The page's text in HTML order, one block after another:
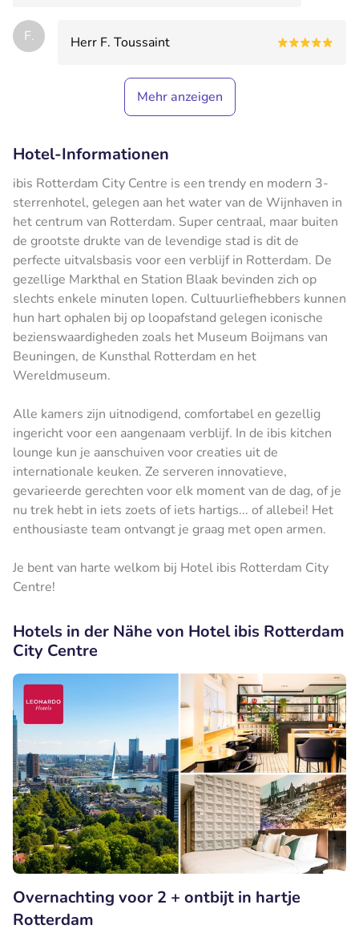
F. Herr F. Toussaint
Mehr anzeigen
Hotel-Informationen
ibis Rotterdam City Centre is een trendy en modern 3-
sterrenhotel, gelegen aan het water van de Wijnhaven in
het centrum van Rotterdam. Super centraal, maar buiten
de grootste drukte van de levendige stad is dit de
perfecte uitvalsbasis voor een verblijf in Rotterdam. De
gezellige Markthal en Station Blaak bevinden zich op
slechts enkele minuten lopen. Cultuurliefhebbers kunnen
hun hart ophalen bij op loopafstand gelegen iconische
bezienswaardigheden zoals het Museum Boijmans van
Beuningen, de Kunsthal Rotterdam en het
Wereldmuseum.
Alle kamers zijn uitnodigend, comfortabel en gezellig
ingericht voor een aangenaam verblijf. In de ibis kitchen
lounge kun je aanschuiven voor creaties uit de
internationale keuken. Ze serveren innovatieve,
gevarieerde gerechten voor elk moment van de dag, of je
nu trek hebt in iets zoets of iets hartigs... of allebei! Het
enthousiaste team ontvangt je graag met open armen.
Je bent van harte welkom bij Hotel ibis Rotterdam City
Centre!
Hotels in der Nähe von Hotel ibis Rotterdam
City Centre
Overnachting voor 2 + ontbijt in hartje
Rotterdam